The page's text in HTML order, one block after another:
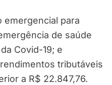
emergencial para
de saúde
Covid-19; e
tributáveis
a R$ 22.847,76.